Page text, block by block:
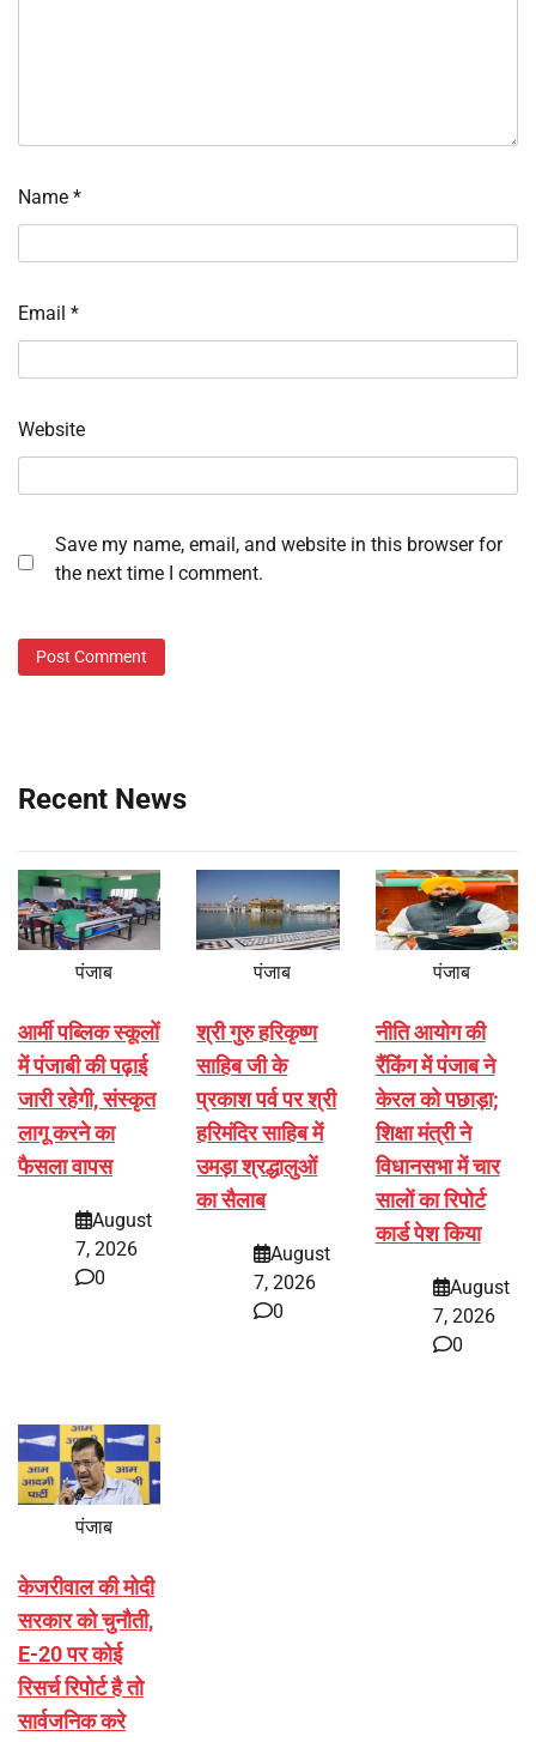
Name *
Email *
Website
Save my name, email, and website in this browser for
the next time I comment.
Recent News
पंजाब
आर्मी पब्लिक स्कूलों
में पंजाबी की पढ़ाई
जारी रहेगी, संस्कृत
लागू करने का
फैसला वापस
August
7, 2026
0
पंजाब
श्री गुरु हरिकृष्ण
साहिब जी के
प्रकाश पर्व पर श्री
हरिमंदिर साहिब में
उमड़ा श्रद्धालुओं
का सैलाब
August
7, 2026
0
पंजाब
नीति आयोग की
रैंकिंग में पंजाब ने
केरल को पछाड़ा;
शिक्षा मंत्री ने
विधानसभा में चार
सालों का रिपोर्ट
कार्ड पेश किया
August
7, 2026
0
पंजाब
केजरीवाल की मोदी
सरकार को चुनौती,
E-20 पर कोई
रिसर्च रिपोर्ट है तो
सार्वजनिक करे